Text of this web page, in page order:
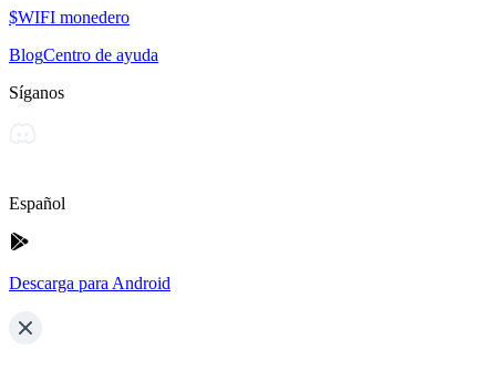
$WIFI monedero
BlogCentro de ayuda
Síganos
Español
Descarga para Android